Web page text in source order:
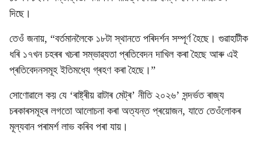
দিছে।
তেওঁ জনায়, “বৰ্তমানলৈকে ১৮টা স্থানতে পৰিদৰ্শন সম্পূৰ্ণ হৈছে। গুৱাহাটীক
ধৰি ১৭খন চহৰৰ খচৰা সম্ভাৱ্যতা প্ৰতিবেদন দাখিল কৰা হৈছে আৰু এই
প্ৰতিবেদনসমূহ ইতিমধ্যে গ্ৰহণ কৰা হৈছে।”
সোণোৱালে কয় যে ‘ৰাষ্ট্ৰীয় ৱাটাৰ মেট্ৰ’ নীতি ২০২৬’ সন্দৰ্ভত ৰাজ্য
চৰকাৰসমূহৰ লগতো আলোচনা কৰা অত্যন্ত প্ৰয়োজন, যাতে তেওঁলোকৰ
মূল্যবান পৰামৰ্শ লাভ কৰিব পৰা যায়।